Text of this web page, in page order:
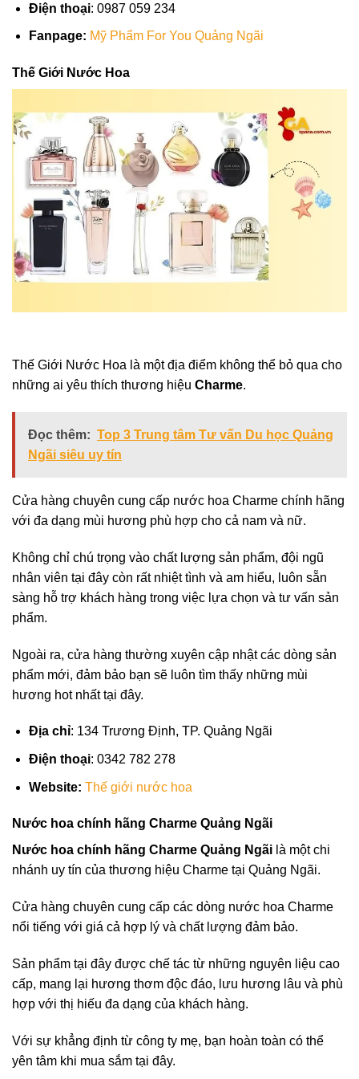
Điện thoại: 0987 059 234
Fanpage: Mỹ Phẩm For You Quảng Ngãi
Thế Giới Nước Hoa
Thế Giới Nước Hoa là một địa điểm không thể bỏ qua cho
những ai yêu thích thương hiệu Charme.
Đọc thêm: Top 3 Trung tâm Tư vấn Du học Quảng
Ngãi siêu uy tín
Cửa hàng chuyên cung cấp nước hoa Charme chính hãng
với đa dạng mùi hương phù hợp cho cả nam và nữ.
Không chỉ chú trọng vào chất lượng sản phẩm, đội ngũ
nhân viên tại đây còn rất nhiệt tình và am hiểu, luôn sẵn
sàng hỗ trợ khách hàng trong việc lựa chọn và tư vấn sản
phẩm.
Ngoài ra, cửa hàng thường xuyên cập nhật các dòng sản
phẩm mới, đảm bảo bạn sẽ luôn tìm thấy những mùi
hương hot nhất tại đây.
Địa chỉ: 134 Trương Định, TP. Quảng Ngãi
Điện thoại: 0342 782 278
Website: Thế giới nước hoa
Nước hoa chính hãng Charme Quảng Ngãi
Nước hoa chính hãng Charme Quảng Ngãi là một chi
nhánh uy tín của thương hiệu Charme tại Quảng Ngãi.
Cửa hàng chuyên cung cấp các dòng nước hoa Charme
nổi tiếng với giá cả hợp lý và chất lượng đảm bảo.
Sản phẩm tại đây được chế tác từ những nguyên liệu cao
cấp, mang lại hương thơm độc đáo, lưu hương lâu và phù
hợp với thị hiếu đa dạng của khách hàng.
Với sự khẳng định từ công ty mẹ, bạn hoàn toàn có thể
yên tâm khi mua sắm tại đây.